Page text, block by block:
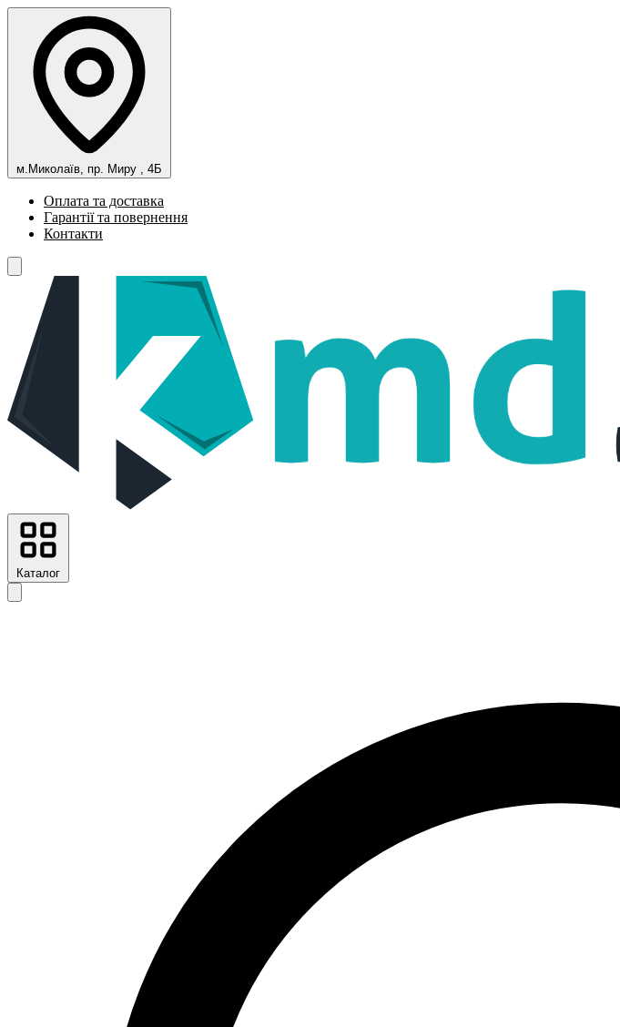
м.Миколаїв, пр. Миру , 4Б
Оплата та доставка
Гарантії та повернення
Контакти
Каталог